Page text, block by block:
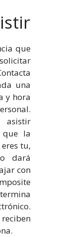
que
una
y hora
que la
tu,
dará
con
reciben